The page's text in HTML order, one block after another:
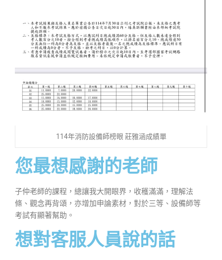
114年消防設備師榜眼 莊雅涵成績單
您最想感謝的老師
子仲老師的課程，總讓我大開眼界，收穫滿滿，理解法
條、觀念再背頌，亦增加申論素材，對於三等、設備師等
考試有顯著幫助。
想對客服人員說的話